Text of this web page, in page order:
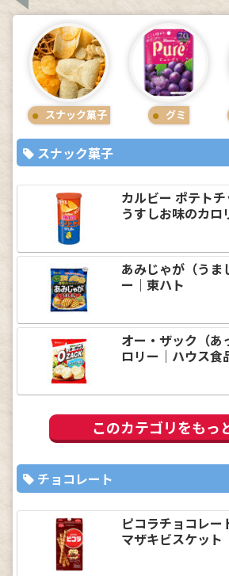
スナック菓子 グミ
スナック菓子
カルビー ポテト
うすしお味のカロ
あみじゃが（うま
ー｜東ハト
オー・ザック（あ
ロリー｜ハウス食
このカテゴリをもっ
チョコレート
ピコラチョコレー
マザキビスケット